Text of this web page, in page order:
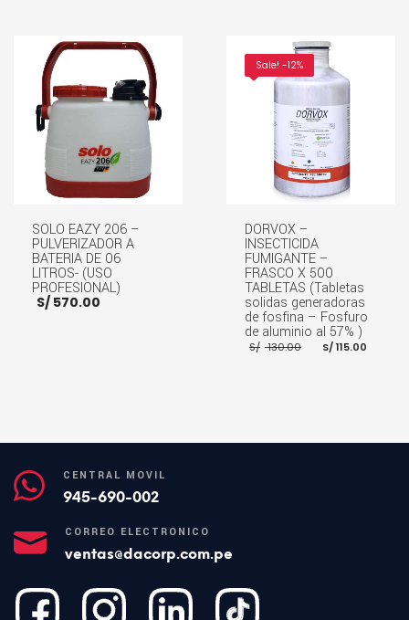
AÑADIR AL CARRITO
AÑADIR AL CARRITO
SOLO EAZY 206 –
PULVERIZADOR A
BATERIA DE 06
LITROS- (USO
PROFESIONAL)
S/ 570.00
Sale! -12%
DORVOX –
INSECTICIDA
FUMIGANTE –
FRASCO X 500
TABLETAS (Tabletas
solidas generadoras
de fosfina – Fosfuro
de aluminio al 57% )
S/ 130.00 El
precio
S/115.00
CENTRAL MÓVIL
945-690-002
CORREO ELECTRÓNICO
ventas@dacorp.com.pe